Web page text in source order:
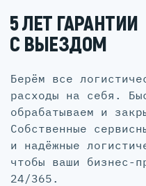
5 ЛЕТ ГАРАНТИИ
С ВЫЕЗДОМ
Берём все
расходы на себя.
обрабатываем и
Собственные
и надёжные
чтобы ваши бизнес-
24/365.